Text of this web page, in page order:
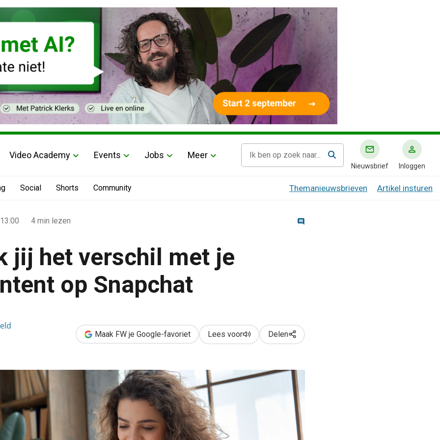
Video Academy Events Jobs Meer
Nieuwsbrief Inloggen
Social Shorts Community Themanieuwsbrieven Artikel insturen
4 min lezen
jij het verschil met je
op Snapchat
Maak FW je Google-favoriet Lees voor Delen